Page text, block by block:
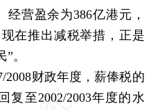
经营盈余为386亿港元，
在推出减税举措，正是
。
财政年度，薪俸税的
复至2002/2003年度的水